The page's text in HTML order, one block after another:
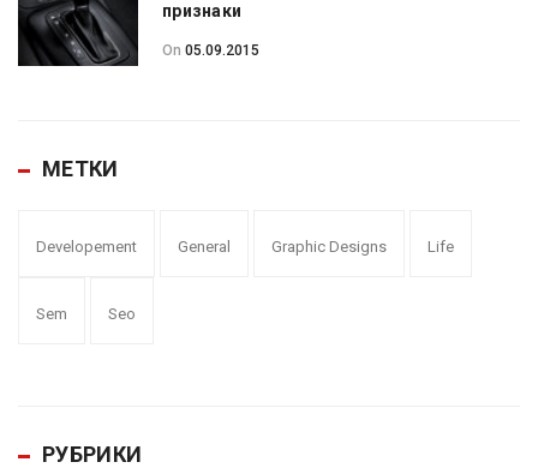
признаки
On 05.09.2015
МЕТКИ
Developement General Graphic Designs Life
Sem Seo
РУБРИКИ